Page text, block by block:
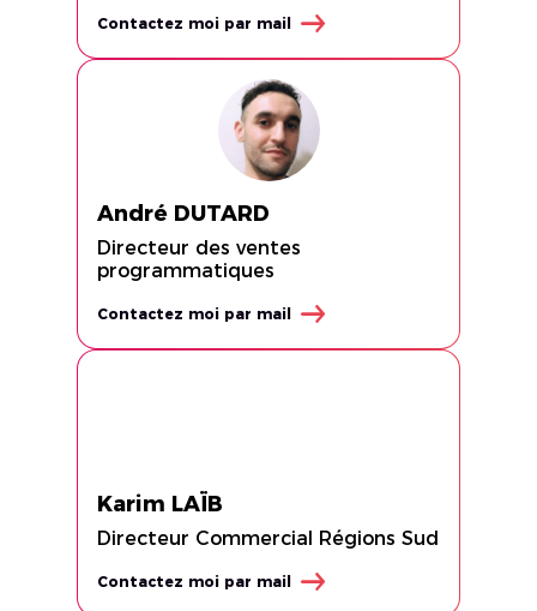
Contactez moi par mail
André DUTARD
Directeur des ventes
programmatiques
Contactez moi par mail
Karim LAÏB
Directeur Commercial Régions Sud
Contactez moi par mail